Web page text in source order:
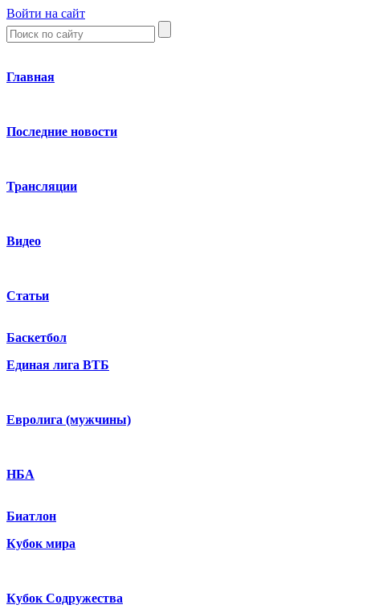
Войти на сайт
Главная
Последние новости
Трансляции
Видео
Статьи
Баскетбол
Единая лига ВТБ
Евролига (мужчины)
НБА
Биатлон
Кубок мира
Кубок Содружества